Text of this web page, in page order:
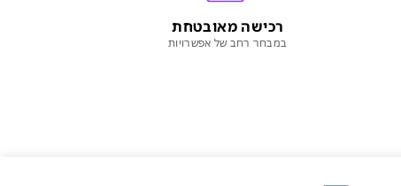
רכישה מאובטחת
במבחר רחב של אפשרויות